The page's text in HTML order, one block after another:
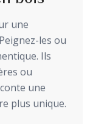
une
les ou
Ils
ou
une
plus unique.